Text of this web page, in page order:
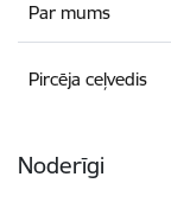
Par mums
Pircēja ceļvedis
Noderīgi